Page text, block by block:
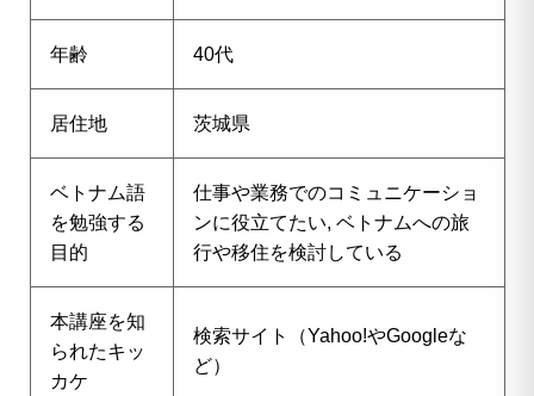
年齢 40代
居住地 茨城県
ベトナム語
を勉強する
目的
仕事や業務でのコミュニケーショ
ンに役立てたい, ベトナムへの旅
行や移住を検討している
本講座を知
られたキッ
カケ
検索サイト（Yahoo!やGoogleな
ど）